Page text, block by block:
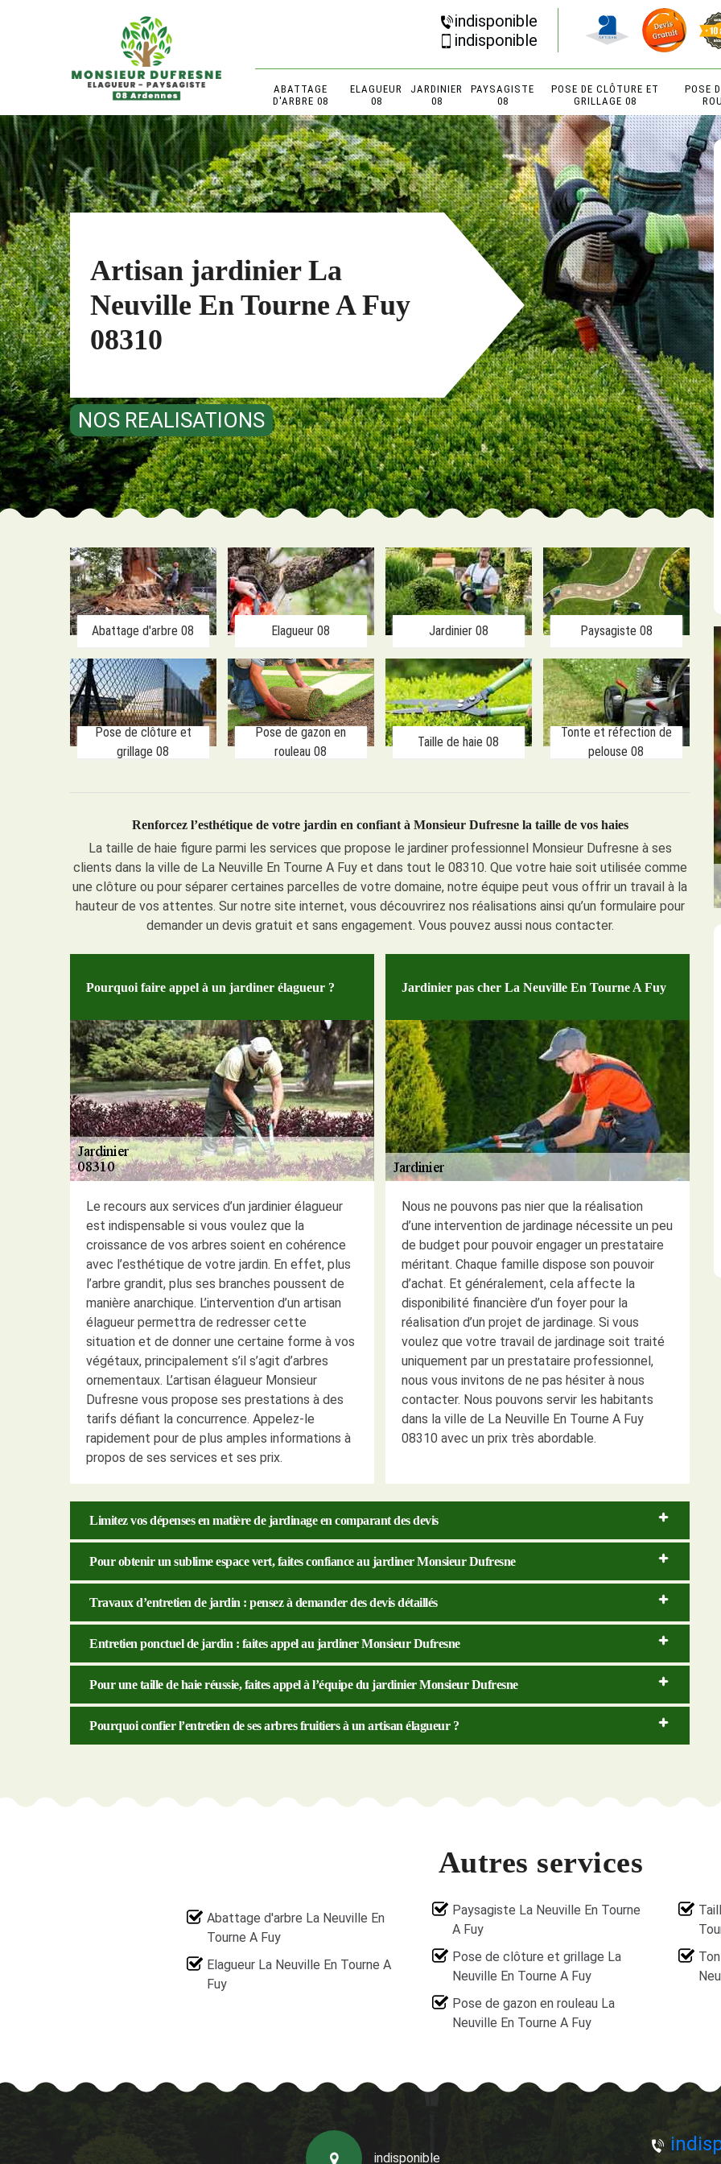
indisponible
indisponible
ABATTAGE
D'ARBRE 08
ELAGUEUR
08
JARDINIER
08
PAYSAGISTE
08
POSE DE CLÔTURE ET
GRILLAGE 08
POSE
Artisan jardinier La
Neuville En Tourne A Fuy
08310
NOS REALISATIONS
Abattage d'arbre 08 Elagueur 08 Jardinier 08 Paysagiste 08
Pose de clôture et
grillage 08
Pose de gazon en
rouleau 08
Taille de haie 08
Tonte et réfection de
pelouse 08
Renforcez l’esthétique de votre jardin en confiant à Monsieur Dufresne la taille de vos haies
La taille de haie figure parmi les services que propose le jardiner professionnel Monsieur Dufresne à ses
clients dans la ville de La Neuville En Tourne A Fuy et dans tout le 08310. Que votre haie soit utilisée comme
une clôture ou pour séparer certaines parcelles de votre domaine, notre équipe peut vous offrir un travail à la
hauteur de vos attentes. Sur notre site internet, vous découvrirez nos réalisations ainsi qu’un formulaire pour
demander un devis gratuit et sans engagement. Vous pouvez aussi nous contacter.
Pourquoi faire appel à un jardiner élagueur ?
Le recours aux services d’un jardinier élagueur
est indispensable si vous voulez que la
croissance de vos arbres soient en cohérence
avec l’esthétique de votre jardin. En effet, plus
l’arbre grandit, plus ses branches poussent de
manière anarchique. L’intervention d’un artisan
élagueur permettra de redresser cette
situation et de donner une certaine forme à vos
végétaux, principalement s’il s’agit d’arbres
ornementaux. L’artisan élagueur Monsieur
Dufresne vous propose ses prestations à des
tarifs défiant la concurrence. Appelez-le
rapidement pour de plus amples informations à
propos de ses services et ses prix.
Jardinier pas cher La Neuville En Tourne A Fuy
Nous ne pouvons pas nier que la réalisation
d’une intervention de jardinage nécessite un peu
de budget pour pouvoir engager un prestataire
méritant. Chaque famille dispose son pouvoir
d’achat. Et généralement, cela affecte la
disponibilité financière d’un foyer pour la
réalisation d’un projet de jardinage. Si vous
voulez que votre travail de jardinage soit traité
uniquement par un prestataire professionnel,
nous vous invitons de ne pas hésiter à nous
contacter. Nous pouvons servir les habitants
dans la ville de La Neuville En Tourne A Fuy
08310 avec un prix très abordable.
Limitez vos dépenses en matière de jardinage en comparant des devis
Pour obtenir un sublime espace vert, faites confiance au jardiner Monsieur Dufresne
Travaux d’entretien de jardin : pensez à demander des devis détaillés
Entretien ponctuel de jardin : faites appel au jardiner Monsieur Dufresne
Pour une taille de haie réussie, faites appel à l’équipe du jardinier Monsieur Dufresne
Pourquoi confier l’entretien de ses arbres fruitiers à un artisan élagueur ?
Autres services
Abattage d'arbre La Neuville En
Tourne A Fuy
Elagueur La Neuville En Tourne A
Fuy
Paysagiste La Neuville En Tourne
A Fuy
Pose de clôture et grillage La
Neuville En Tourne A Fuy
Pose de gazon en rouleau La
Neuville En Tourne A Fuy
indisponible